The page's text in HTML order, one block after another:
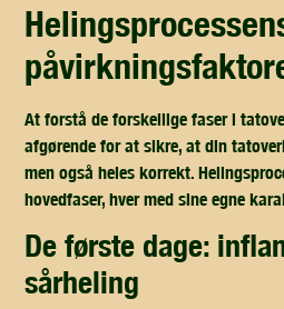
helingsprocessens faser og
At forstå de forskellige faser i
afgørende for at sikre, at din
men også heles korrekt.
hovedfaser, hver med sine egne
de første dage: inflammation og
sårheling